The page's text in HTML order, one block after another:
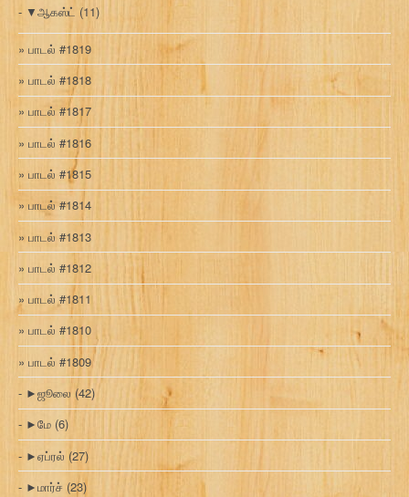
▼ஆகஸ்ட் (11)
பாடல் #1819
பாடல் #1818
பாடல் #1817
பாடல் #1816
பாடல் #1815
பாடல் #1814
பாடல் #1813
பாடல் #1812
பாடல் #1811
பாடல் #1810
பாடல் #1809
►ஜூலை (42)
►மே (6)
►ஏப்ரல் (27)
►மார்ச் (23)